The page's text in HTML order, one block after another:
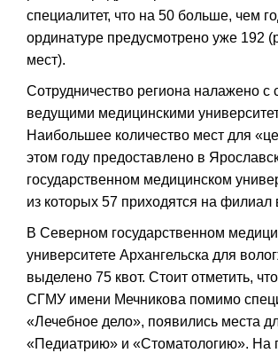
специалитет, что на 50 больше, чем
ординатуре предусмотрено уже 192
мест).
Сотрудничество региона налажено с
ведущими медицинскими
Наибольшее количество мест для
этом году предоставлено в
государственном медицинском
из которых 57 приходятся на филиал
В Северном государственном
университете Архангельска для
выделено 75 квот. Стоит отметить,
СГМУ имени Мечникова помимо
«Лечебное дело», появились места
«Педиатрию» и «Стоматологию». На